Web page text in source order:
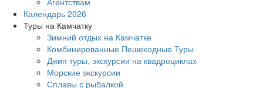
Календарь 2026
Туры на Камчатку
Зимний отдых на Камчатке
Комбинированные Пешеходные Туры
Джип туры, экскурсии на квадроциклах
Морские экскурсии
Сплавы с рыбалкой